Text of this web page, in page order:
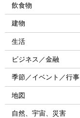
飲食物
建物
生活
ビジネス／金融
季節／イベント／行事
地図
自然、宇宙、災害